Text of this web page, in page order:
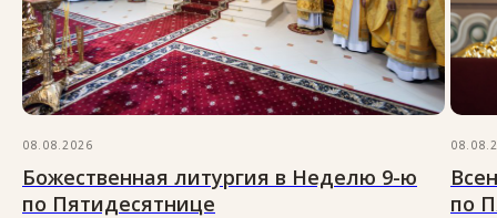
08.08.2026
Божественная литургия в Неделю 9-ю
по Пятидесятнице
по